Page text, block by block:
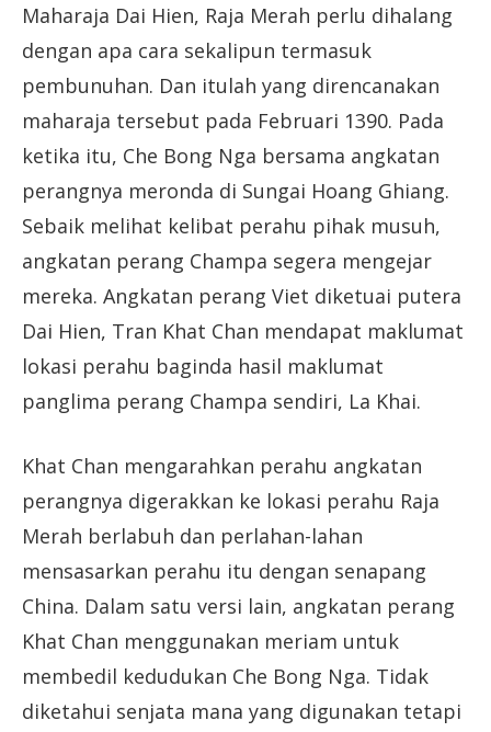
Maharaja Dai Hien, Raja Merah perlu dihalang
dengan apa cara sekalipun termasuk
pembunuhan. Dan itulah yang direncanakan
maharaja tersebut pada Februari 1390. Pada
ketika itu, Che Bong Nga bersama angkatan
perangnya meronda di Sungai Hoang Ghiang.
Sebaik melihat kelibat perahu pihak musuh,
angkatan perang Champa segera mengejar
mereka. Angkatan perang Viet diketuai putera
Dai Hien, Tran Khat Chan mendapat maklumat
lokasi perahu baginda hasil maklumat
panglima perang Champa sendiri, La Khai.
Khat Chan mengarahkan perahu angkatan
perangnya digerakkan ke lokasi perahu Raja
Merah berlabuh dan perlahan-lahan
mensasarkan perahu itu dengan senapang
China. Dalam satu versi lain, angkatan perang
Khat Chan menggunakan meriam untuk
membedil kedudukan Che Bong Nga. Tidak
diketahui senjata mana yang digunakan tetapi